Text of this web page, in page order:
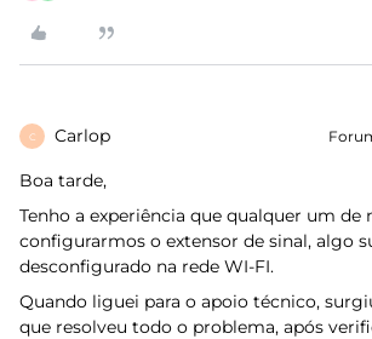
C Carlop
Boa tarde,
Tenho a experiência que qualquer um de
configurarmos o extensor de sinal, algo
desconfigurado na rede WI-FI.
Quando liguei para o apoio técnico,
que resolveu todo o problema, após